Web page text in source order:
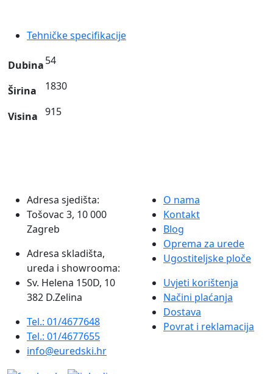
vrata
antracit
okvirom
količina
Tehničke specifikacije
Dubina54
Širina 1830
Visina 915
Adresa sjedišta:
Tošovac 3, 10 000
Zagreb
Adresa skladišta,
ureda i showrooma:
Sv. Helena 150D, 10
382 D.Zelina
Tel.: 01/4677648
Tel.: 01/4677655
info@euredski.hr
O nama
Kontakt
Blog
Oprema za urede
Ugostiteljske ploče
Uvjeti korištenja
Načini plaćanja
Dostava
Povrat i reklamacija